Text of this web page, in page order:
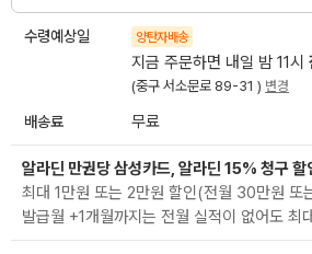
수령예상일 양탄자배송
지금 주문하면 내일 밤 11시
(중구 서소문로 89-31 ) 변경
배송료 무료
알라딘 만권당 삼성카드, 알라딘 15% 청구 할
최대 1만원 또는 2만원 할인(전월 30만원 또
발급월 +1개월까지는 전월 실적이 없어도 최